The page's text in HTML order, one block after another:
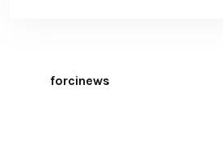
forcinews